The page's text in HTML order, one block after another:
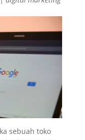
sebuah toko